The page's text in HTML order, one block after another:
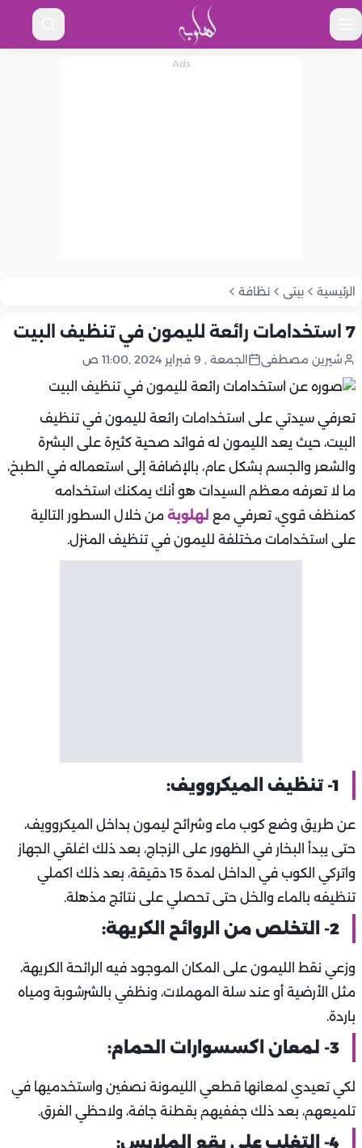
الرئيسية بيتى نظافة
7 استخدامات رائعة لليمون في تنظيف البيت
شيرين مصطفى الجمعة , 9 فبراير 2024 ,11:00 ص
تعرفي سيدتي على استخدامات رائعة لليمون في تنظيف
البيت، حيث يعد الليمون له فوائد صحية كثيرة على البشرة
والشعر والجسم بشكل عام، بالإضافة إلى استعماله في الطبخ،
ما لا تعرفه معظم السيدات هو أنك يمكنك استخدامه
كمنظف قوي، تعرفي مع لهلوبة من خلال السطور التالية
على استخدامات مختلفة لليمون في تنظيف المنزل.
1- تنظيف الميكروويف:
عن طريق وضع كوب ماء وشرائح ليمون بداخل الميكروويف،
حتى يبدأ البخار في الظهور على الزجاج، بعد ذلك اغلقي الجهاز
واتركي الكوب في الداخل لمدة 15 دقيقة، بعد ذلك اكملي
تنظيفه بالماء والخل حتى تحصلي على نتائج مذهلة.
2- التخلص من الروائح الكريهة:
وزعي نقط الليمون على المكان الموجود فيه الرائحة الكريهة،
مثل الأرضية أو عند سلة المهملات، ونظفي بالشرشوبة ومياه
باردة.
3- لمعان اكسسوارات الحمام:
لكي تعيدي لمعانها قطعي الليمونة نصفين واستخدميها في
تلميعهم، بعد ذلك جففيهم بقطنة جافة، ولاحظي الفرق.
4- التغلب على بقع الملابس: